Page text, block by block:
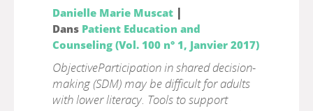
Danielle Marie Muscat |
Dans Patient Education and
Counseling (Vol. 100 n° 1, Janvier 2017)
ObjectiveParticipation in shared decision-
making (SDM) may be difficult for adults
with lower literacy. Tools to support